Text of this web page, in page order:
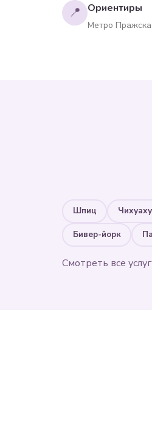
📍 Ориентиры
Метро
Шпиц
Бивер-йорк
Смотреть все